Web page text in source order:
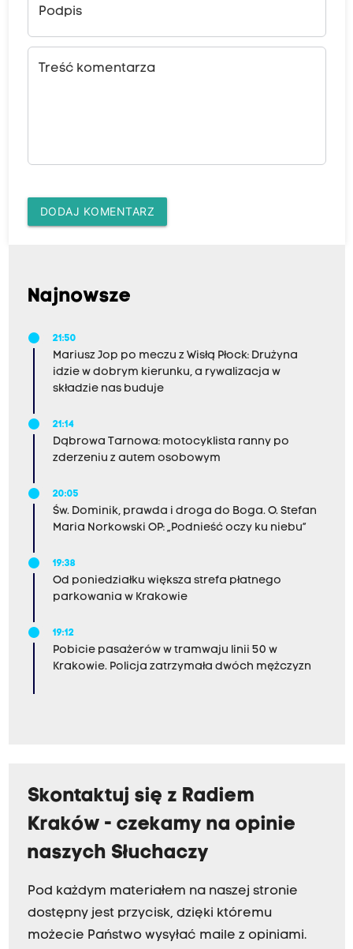
Podpis
Treść komentarza
DODAJ KOMENTARZ
Najnowsze
21:50
Mariusz Jop po meczu z Wisłą Płock: Drużyna
idzie w dobrym kierunku, a rywalizacja w
składzie nas buduje
21:14
Dąbrowa Tarnowa: motocyklista ranny po
zderzeniu z autem osobowym
20:05
Św. Dominik, prawda i droga do Boga. O. Stefan
Maria Norkowski OP: „Podnieść oczy ku niebu”
19:38
Od poniedziałku większa strefa płatnego
parkowania w Krakowie
19:12
Pobicie pasażerów w tramwaju linii 50 w
Krakowie. Policja zatrzymała dwóch mężczyzn
Skontaktuj się z Radiem
Kraków - czekamy na opinie
naszych Słuchaczy
Pod każdym materiałem na naszej stronie
dostępny jest przycisk, dzięki któremu
możecie Państwo wysyłać maile z opiniami.